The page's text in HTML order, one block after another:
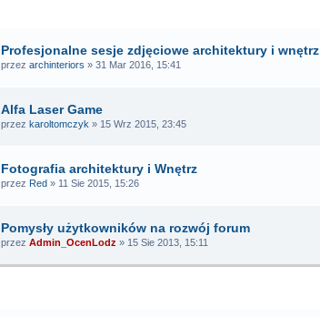
Profesjonalne sesje zdjęciowe architektury i wnętrz
przez archinteriors » 31 Mar 2016, 15:41
Alfa Laser Game
przez karoltomczyk » 15 Wrz 2015, 23:45
Fotografia architektury i Wnętrz
przez Red » 11 Sie 2015, 15:26
Pomysły użytkowników na rozwój forum
przez Admin_OcenLodz » 15 Sie 2013, 15:11